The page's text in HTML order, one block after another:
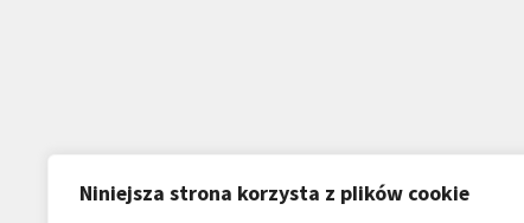
Niniejsza strona korzysta z plików cookie